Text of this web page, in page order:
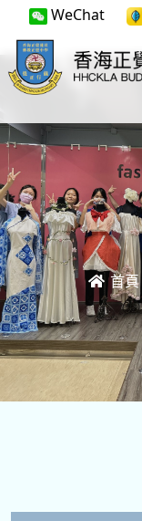
WeChat
首頁